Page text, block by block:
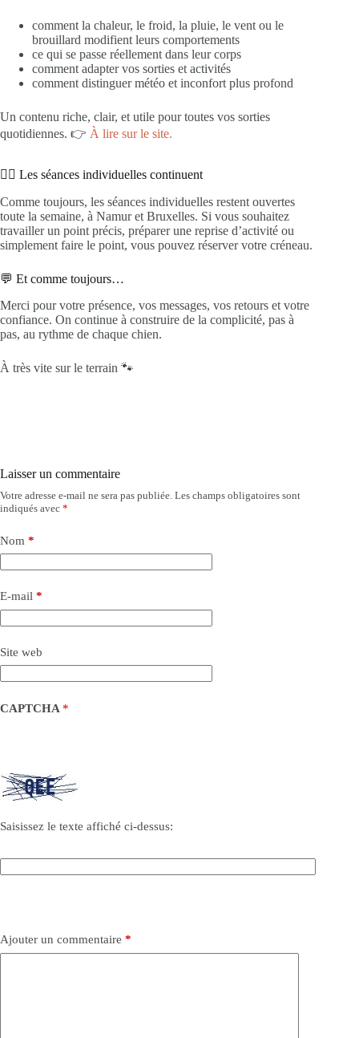
comment la chaleur, le froid, la pluie, le vent ou le
brouillard modifient leurs comportements
ce qui se passe réellement dans leur corps
comment adapter vos sorties et activités
comment distinguer météo et inconfort plus profond
Un contenu riche, clair, et utile pour toutes vos sorties
quotidiennes. 👉 À lire sur le site.
🐕‍🦺 Les séances individuelles continuent
Comme toujours, les séances individuelles restent ouvertes
toute la semaine, à Namur et Bruxelles. Si vous souhaitez
travailler un point précis, préparer une reprise d’activité ou
simplement faire le point, vous pouvez réserver votre créneau.
💬 Et comme toujours…
Merci pour votre présence, vos messages, vos retours et votre
confiance. On continue à construire de la complicité, pas à
pas, au rythme de chaque chien.
À très vite sur le terrain 🐾
Laisser un commentaire
Votre adresse e-mail ne sera pas publiée. Les champs obligatoires sont
indiqués avec *
Nom *
E-mail *
Site web
CAPTCHA *
Saisissez le texte affiché ci-dessus:
Ajouter un commentaire *